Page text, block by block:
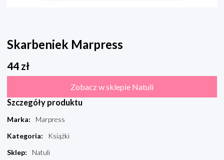
Skarbeniek Marpress
44 zł
Zobacz w sklepie Natuli
Szczegóły produktu
Marka:
Marpress
Kategoria:
Książki
Sklep: Natuli